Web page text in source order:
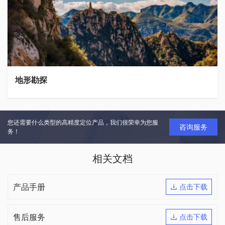
地形勘探
您还需要什么类型的高精度定位产品，我们很荣幸为您服
务！
咨询服务
相关文档
产品手册 点击下载
售后服务 点击下载